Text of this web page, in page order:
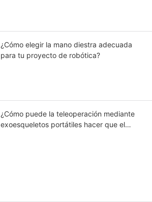
¿Cómo elegir la mano diestra adecuada
para tu proyecto de robótica?
¿Cómo puede la teleoperación mediante
exoesqueletos portátiles hacer que el